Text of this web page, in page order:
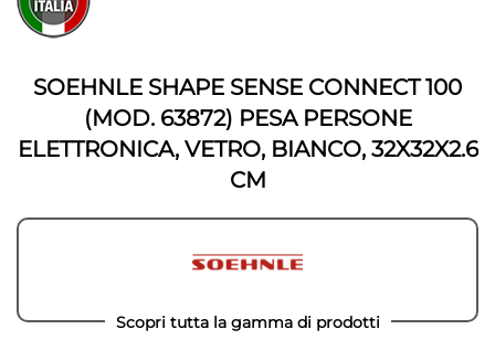
fine
della
immagini
della
galleria
immagini
SOEHNLE SHAPE SENSE CONNECT 100
(MOD. 63872) PESA PERSONE
ELETTRONICA, VETRO, BIANCO, 32X32X2.6
CM
Scopri tutta la gamma di prodotti